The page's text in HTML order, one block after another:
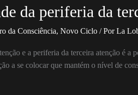
da periferia da
da Consciência, Novo Ciclo / PorLa
e a periferia da terceira atenção é
a se colocar que mantém o nível de